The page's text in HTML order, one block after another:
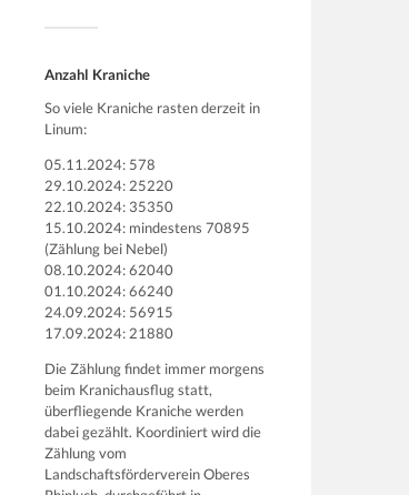
Anzahl Kraniche
So viele Kraniche rasten derzeit in
Linum:
05.11.2024: 578
29.10.2024: 25220
22.10.2024: 35350
15.10.2024: mindestens 70895
(Zählung bei Nebel)
08.10.2024: 62040
01.10.2024: 66240
24.09.2024: 56915
17.09.2024: 21880
Die Zählung findet immer morgens
beim Kranichausflug statt,
überfliegende Kraniche werden
dabei gezählt. Koordiniert wird die
Zählung vom
Landschaftsförderverein Oberes